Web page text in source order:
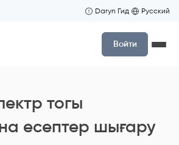
Daryn Гид Русский
Войти
тогы
есептер шығару